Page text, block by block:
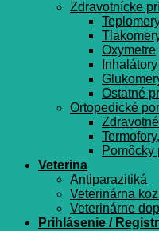
Zdravotnícke
Oxymetre
Inhalátory
Ostatné
Ortopedické
Pomôcky
Veterina
Antiparazitiká
Veterinárna
Veterinárne
Prihlásenie /